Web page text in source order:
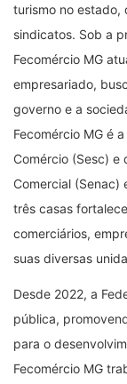
turismo no estado,
sindicatos. Sob a
Fecomércio MG
empresariado,
governo e a
Fecomércio MG é
Comércio (Sesc) e
Comercial (Senac)
três casas
comerciários,
suas diversas
Desde 2022, a
pública,
para o
Fecomércio MG